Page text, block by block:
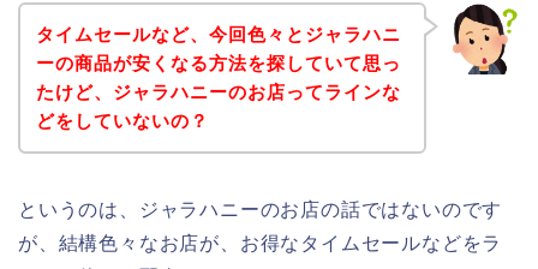
タイムセールなど、今回色々とジャラハニ
ーの商品が安くなる方法を探していて思っ
たけど、ジャラハニーのお店ってラインな
どをしていないの？
というのは、ジャラハニーのお店の話ではないのです
が、結構色々なお店が、お得なタイムセールなどをラ